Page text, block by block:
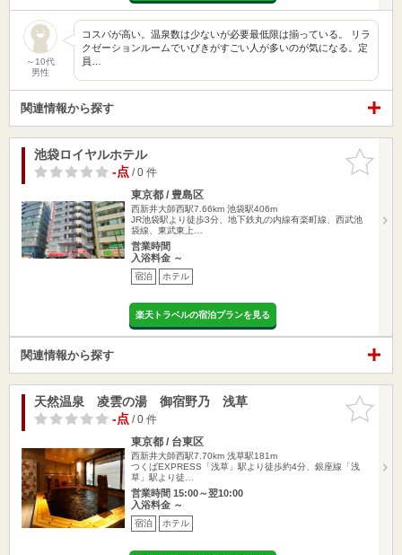
～10代
男性
コスパが高い。温泉数は少ないが必要最低限は揃っている。 リラ
クゼーションルームでいびきがすごい人が多いのが気になる。定
員…
関連情報から探す
お気に入
りに追加
池袋ロイヤルホテル
-点/ 0 件
東京都 / 豊島区
西新井大師西駅7.66km 池袋駅406m
JR池袋駅より徒歩3分、地下鉄丸の内線有楽町線、西武池
袋線、東武東上…
営業時間
入浴料金 ～
宿泊 ホテル
楽天トラベルの宿泊プランを見る
関連情報から探す
お気に入
りに追加
天然温泉 凌雲の湯 御宿野乃 浅草
-点/ 0 件
東京都 / 台東区
西新井大師西駅7.70km 浅草駅181m
つくばEXPRESS「浅草」駅より徒歩約4分、銀座線「浅
草」駅より徒…
営業時間 15:00～翌10:00
入浴料金 ～
宿泊 ホテル